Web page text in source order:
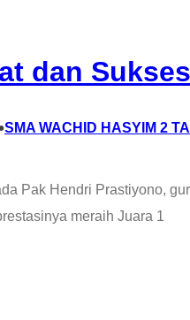
dan Sukses
SMA WACHID HASYIM 2
Pak Hendri Prastiyono,
meraih Juara 1